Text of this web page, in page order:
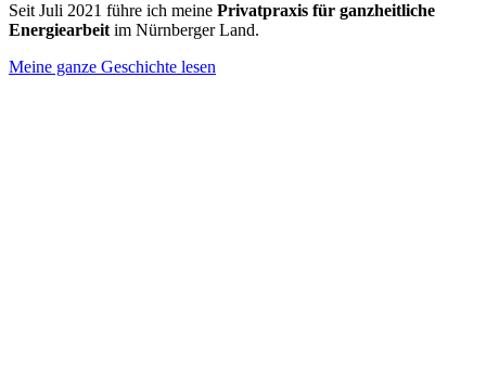
Seit Juli 2021 führe ich meine Privatpraxis für ganzheitliche
Energiearbeit im Nürnberger Land.
Meine ganze Geschichte lesen